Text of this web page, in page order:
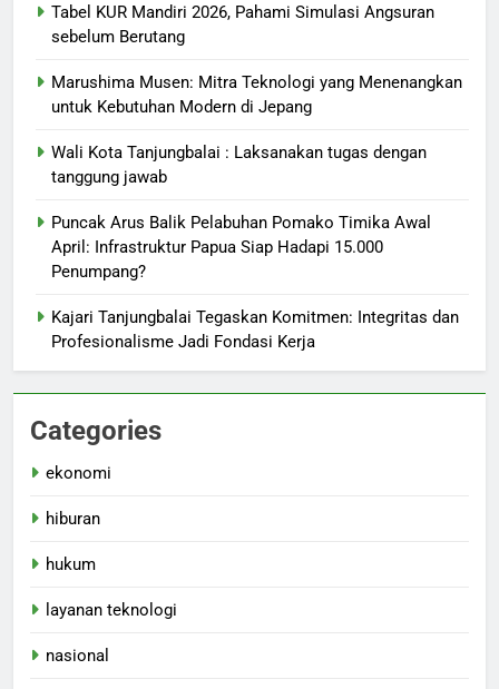
Tabel KUR Mandiri 2026, Pahami Simulasi Angsuran
sebelum Berutang
Marushima Musen: Mitra Teknologi yang Menenangkan
untuk Kebutuhan Modern di Jepang
Wali Kota Tanjungbalai : Laksanakan tugas dengan
tanggung jawab
Puncak Arus Balik Pelabuhan Pomako Timika Awal
April: Infrastruktur Papua Siap Hadapi 15.000
Penumpang?
Kajari Tanjungbalai Tegaskan Komitmen: Integritas dan
Profesionalisme Jadi Fondasi Kerja
Categories
ekonomi
hiburan
hukum
layanan teknologi
nasional